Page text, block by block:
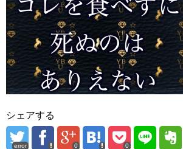
シェアする
error 0 0